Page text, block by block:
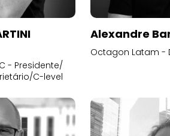
- Presidente/
C-level
Alexandre
Octagon Latam -